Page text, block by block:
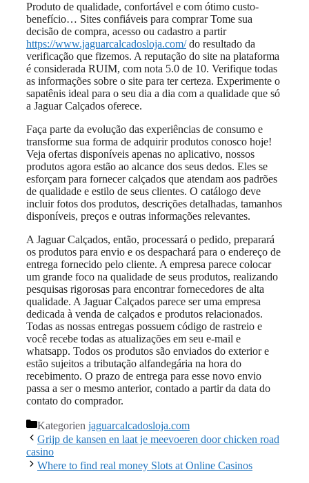
Produto de qualidade, confortável e com ótimo custo-
benefício… Sites confiáveis para comprar Tome sua
decisão de compra, acesso ou cadastro a partir
https://www.jaguarcalcadosloja.com/do resultado da
verificação que fizemos. A reputação do site na plataforma
é considerada RUIM, com nota 5.0 de 10. Verifique todas
as informações sobre o site para ter certeza. Experimente o
sapatênis ideal para o seu dia a dia com a qualidade que só
a Jaguar Calçados oferece.
Faça parte da evolução das experiências de consumo e
transforme sua forma de adquirir produtos conosco hoje!
Veja ofertas disponíveis apenas no aplicativo, nossos
produtos agora estão ao alcance dos seus dedos. Eles se
esforçam para fornecer calçados que atendam aos padrões
de qualidade e estilo de seus clientes. O catálogo deve
incluir fotos dos produtos, descrições detalhadas, tamanhos
disponíveis, preços e outras informações relevantes.
A Jaguar Calçados, então, processará o pedido, preparará
os produtos para envio e os despachará para o endereço de
entrega fornecido pelo cliente. A empresa parece colocar
um grande foco na qualidade de seus produtos, realizando
pesquisas rigorosas para encontrar fornecedores de alta
qualidade. A Jaguar Calçados parece ser uma empresa
dedicada à venda de calçados e produtos relacionados.
Todas as nossas entregas possuem código de rastreio e
você recebe todas as atualizações em seu e-mail e
whatsapp. Todos os produtos são enviados do exterior e
estão sujeitos a tributação alfandegária na hora do
recebimento. O prazo de entrega para esse novo envio
passa a ser o mesmo anterior, contado a partir da data do
contato do comprador.
Kategorien jaguarcalcadosloja.com
Grijp de kansen en laat je meevoeren door chicken road
casino
Where to find real money Slots at Online Casinos